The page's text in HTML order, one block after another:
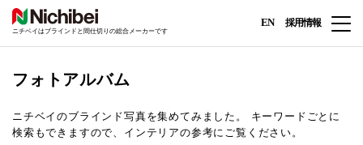
ニチベイはブラインドと間仕切りの総合メーカーです
EN 採用情報
フォトアルバム
ニチベイのブラインド写真を集めてみました。
キーワードごとに
検索もできますので、インテリアの参考にご覧ください。